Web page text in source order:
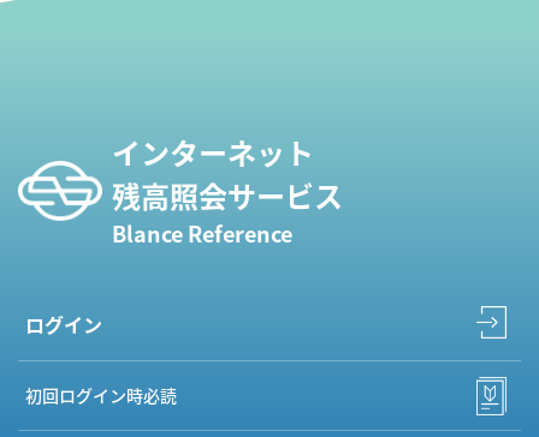
インターネット
残高照会サービス
Blance Reference
ログイン
初回ログイン時必読